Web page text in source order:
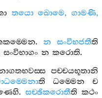
තයො ඛොමෙ,ගාමණි,
. න සංවිභජතීති
සංවිභාගං න කරොති.
පච‍්චයභූතානි
ති ධම‍්මෙන
ච
. සච‍්ඡිකරොතීති කථං